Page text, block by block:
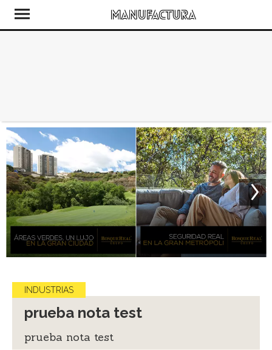
INDUSTRIAS
prueba nota test
prueba nota test